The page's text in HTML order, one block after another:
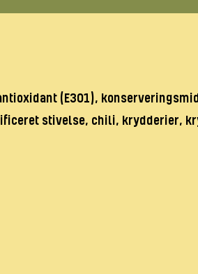
(E301),
stivelse, chili, krydderier,